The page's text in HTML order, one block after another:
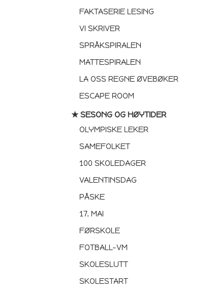
FAKTASERIE LESING
VI SKRIVER
SPRÅKSPIRALEN
MATTESPIRALEN
LA OSS REGNE ØVEBØKER
ESCAPE ROOM
★ SESONG OG HØYTIDER
OLYMPISKE LEKER
SAMEFOLKET
100 SKOLEDAGER
VALENTINSDAG
PÅSKE
17. MAI
FØRSKOLE
FOTBALL-VM
SKOLESLUTT
SKOLESTART